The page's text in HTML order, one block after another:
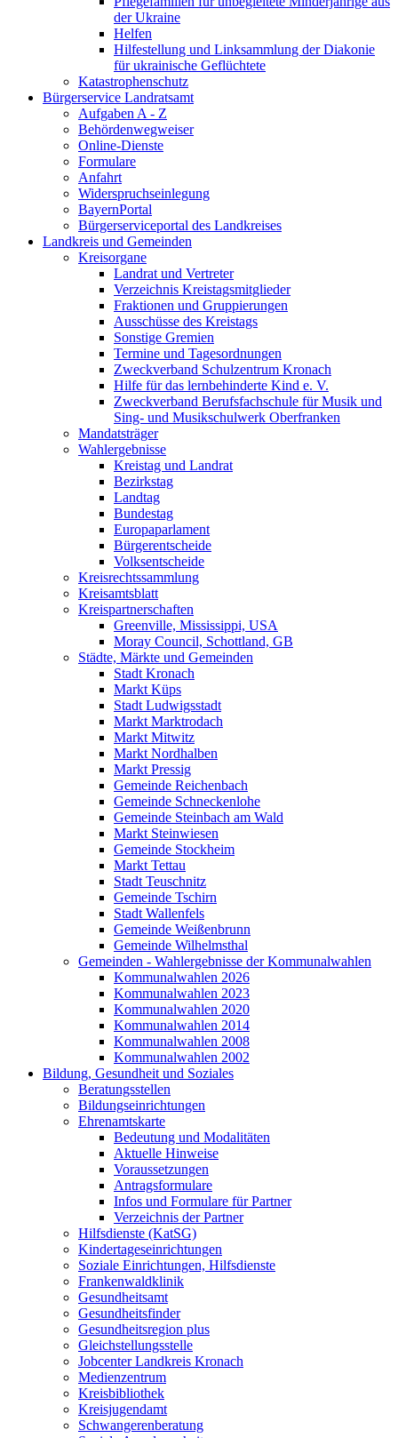
der Ukraine
Helfen
Hilfestellung und Linksammlung der Diakonie
für ukrainische Geflüchtete
Katastrophenschutz
Bürgerservice Landratsamt
Aufgaben A - Z
Behördenwegweiser
Online-Dienste
Formulare
Anfahrt
Widerspruchseinlegung
BayernPortal
Bürgerserviceportal des Landkreises
Landkreis und Gemeinden
Kreisorgane
Landrat und Vertreter
Verzeichnis Kreistagsmitglieder
Fraktionen und Gruppierungen
Ausschüsse des Kreistags
Sonstige Gremien
Termine und Tagesordnungen
Zweckverband Schulzentrum Kronach
Hilfe für das lernbehinderte Kind e. V.
Zweckverband Berufsfachschule für Musik und
Sing- und Musikschulwerk Oberfranken
Mandatsträger
Wahlergebnisse
Kreistag und Landrat
Bezirkstag
Landtag
Bundestag
Europaparlament
Bürgerentscheide
Volksentscheide
Kreisrechtssammlung
Kreisamtsblatt
Kreispartnerschaften
Greenville, Mississippi, USA
Moray Council, Schottland, GB
Städte, Märkte und Gemeinden
Stadt Kronach
Markt Küps
Stadt Ludwigsstadt
Markt Marktrodach
Markt Mitwitz
Markt Nordhalben
Markt Pressig
Gemeinde Reichenbach
Gemeinde Schneckenlohe
Gemeinde Steinbach am Wald
Markt Steinwiesen
Gemeinde Stockheim
Markt Tettau
Stadt Teuschnitz
Gemeinde Tschirn
Stadt Wallenfels
Gemeinde Weißenbrunn
Gemeinde Wilhelmsthal
Gemeinden - Wahlergebnisse der Kommunalwahlen
Kommunalwahlen 2026
Kommunalwahlen 2023
Kommunalwahlen 2020
Kommunalwahlen 2014
Kommunalwahlen 2008
Kommunalwahlen 2002
Bildung, Gesundheit und Soziales
Beratungsstellen
Bildungseinrichtungen
Ehrenamtskarte
Bedeutung und Modalitäten
Aktuelle Hinweise
Voraussetzungen
Antragsformulare
Infos und Formulare für Partner
Verzeichnis der Partner
Hilfsdienste (KatSG)
Kindertageseinrichtungen
Soziale Einrichtungen, Hilfsdienste
Frankenwaldklinik
Gesundheitsamt
Gesundheitsfinder
Gesundheitsregion plus
Gleichstellungsstelle
Jobcenter Landkreis Kronach
Medienzentrum
Kreisbibliothek
Kreisjugendamt
Schwangerenberatung